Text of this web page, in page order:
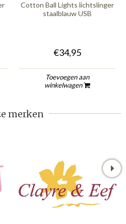
Cotton Ball Lights lichtslinger
staalblauw USB
€34,95
Toevoegen aan
winkelwagen
merken